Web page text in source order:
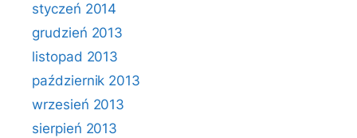
styczeń 2014
grudzień 2013
listopad 2013
październik 2013
wrzesień 2013
sierpień 2013